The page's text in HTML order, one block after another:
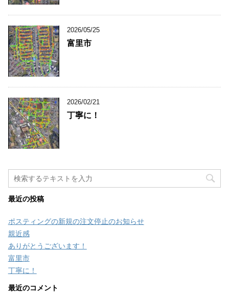
2026/05/25
富里市
2026/02/21
丁寧に！
最近の投稿
ポスティングの新規の注文停止のお知らせ
親近感
ありがとうございます！
富里市
丁寧に！
最近のコメント